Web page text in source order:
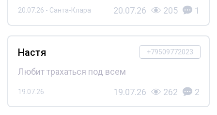
20.07.26 - Санта-Клара 20.07.26 205 1
+79509772023
Настя
Любит трахаться под всем
19.07.26 19.07.26 262 2